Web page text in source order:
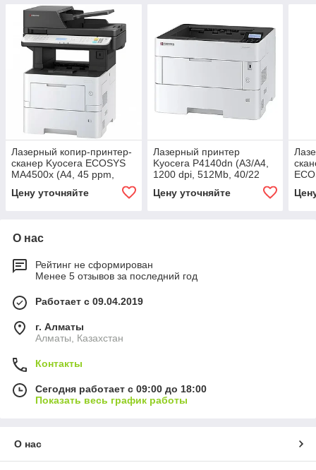
Лазерный копир-принтер-
сканер Kyocera ECOSYS
MA4500x (А4, 45 ppm,
Network, дуплекс,
Цену уточняйте
Лазерный принтер
Kyocera P4140dn (А3/А4,
1200 dpi, 512Mb, 40/22
ppm, 500 л., дуплекс, USB
2.0., Gigabit
Цену уточняйте
О нас
Рейтинг не сформирован
Менее 5 отзывов за последний год
Работает с 09.04.2019
г. Алматы
Алматы, Казахстан
Контакты
Сегодня работает с 09:00 до 18:00
Показать весь график работы
О нас